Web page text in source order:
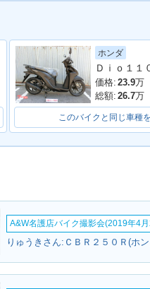
ホンダ
Ｄｉｏ１
価格: 23.9万
総額: 26.7万
このバイクと同じ車種
A&W名護店バイク撮影会(2019年4
りゅうきさん:ＣＢＲ２５０Ｒ(ホ